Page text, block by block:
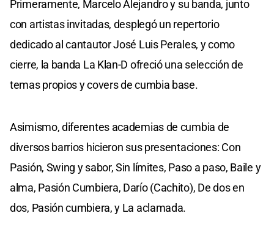
Primeramente, Marcelo Alejandro y su banda, junto
con artistas invitadas, desplegó un repertorio
dedicado al cantautor José Luis Perales, y como
cierre, la banda La Klan-D ofreció una selección de
temas propios y covers de cumbia base.
Asimismo, diferentes academias de cumbia de
diversos barrios hicieron sus presentaciones: Con
Pasión, Swing y sabor, Sin límites, Paso a paso, Baile y
alma, Pasión Cumbiera, Darío (Cachito), De dos en
dos, Pasión cumbiera, y La aclamada.